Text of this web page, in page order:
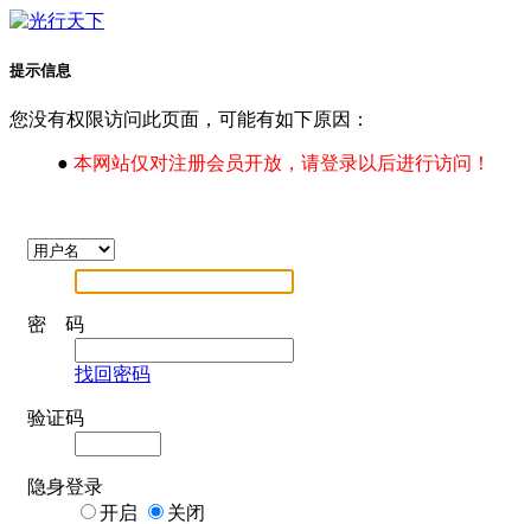
提示信息
您没有权限访问此页面，可能有如下原因：
● 本网站仅对注册会员开放，请登录以后进行访问！
密 码
找回密码
验证码
隐身登录
开启
关闭